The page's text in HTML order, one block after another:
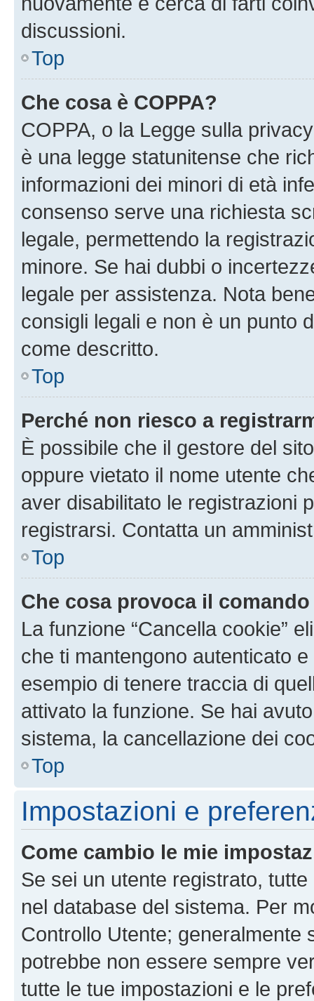
discussioni.
Top
Che cosa è COPPA?
COPPA, o la Legge sulla
è una legge statunitense che
informazioni dei minori di età
consenso serve una richiesta
legale, permettendo la
minore. Se hai dubbi o
legale per assistenza. Nota
consigli legali e non è un punto
come descritto.
Top
Perché non riesco a
È possibile che il gestore del
oppure vietato il nome utente
aver disabilitato le registrazioni
registrarsi. Contatta un
Top
Che cosa provoca il
La funzione “Cancella cookie”
che ti mantengono autenticato
esempio di tenere traccia di
attivato la funzione. Se hai
sistema, la cancellazione dei
Top
Impostazioni e
Come cambio le mie
Se sei un utente registrato,
nel database del sistema. Per
Controllo Utente; generalmente
potrebbe non essere sempre
tutte le tue impostazioni e le